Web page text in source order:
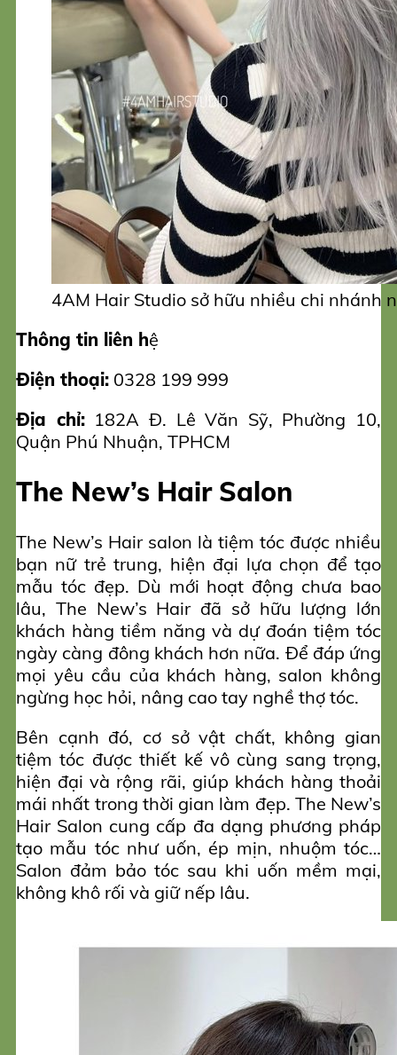
4AM Hair Studio sở hữu nhiều chi nhánh
Thông tin liên hệ
Điện thoại: 0328 199 999
Địa chỉ:182A Đ. Lê Văn Sỹ, Phường 10,
Quận Phú Nhuận, TPHCM
The New’s Hair Salon
The New’s Hair salon là tiệm tóc được nhiều
bạn nữ trẻ trung, hiện đại lựa chọn để tạo
mẫu tóc đẹp. Dù mới hoạt động chưa bao
lâu, The New’s Hair đã sở hữu lượng lớn
khách hàng tiềm năng và dự đoán tiệm tóc
ngày càng đông khách hơn nữa. Để đáp ứng
mọi yêu cầu của khách hàng, salon không
ngừng học hỏi, nâng cao tay nghề thợ tóc.
Bên cạnh đó, cơ sở vật chất, không gian
tiệm tóc được thiết kế vô cùng sang trọng,
hiện đại và rộng rãi, giúp khách hàng thoải
mái nhất trong thời gian làm đẹp. The New’s
Hair Salon cung cấp đa dạng phương pháp
tạo mẫu tóc như uốn, ép mịn, nhuộm tóc…
Salon đảm bảo tóc sau khi uốn mềm mại,
không khô rối và giữ nếp lâu.